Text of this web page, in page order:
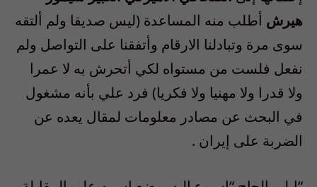
هيرش أطلب منه المساعدة (ليس صديقا ولم ألتقه
سوى مرة وتبادلنا الارقام وأتفقنا على التواصل ولم
نفعل فلست من مستواه لكي أتحرش به لا عمرا
ولا قدرا ولا مهنيا ولا فكريا) فرد علي بأنه مشغول
في البحث عن مصادر معلومات لمقال يعده عن
الضربة على إيران .